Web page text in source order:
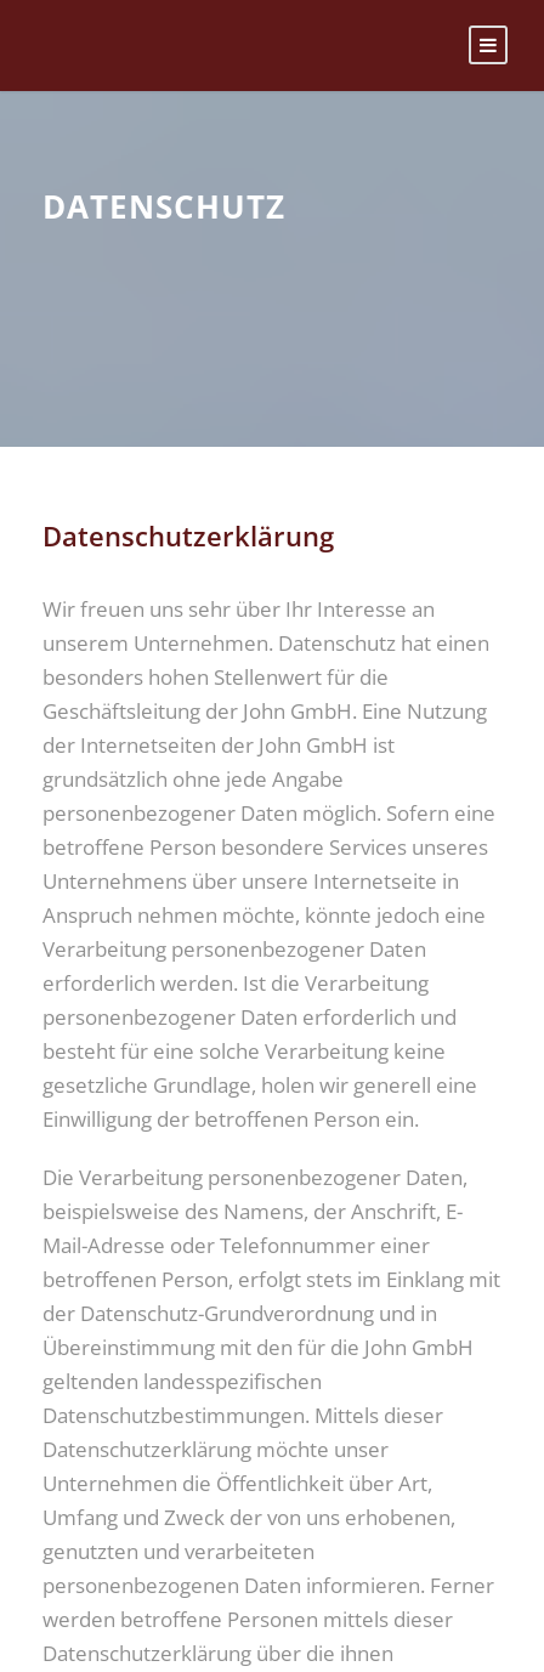
DATENSCHUTZ
Datenschutzerklärung
Wir freuen uns sehr über Ihr Interesse an
unserem Unternehmen. Datenschutz hat einen
besonders hohen Stellenwert für die
Geschäftsleitung der John GmbH. Eine Nutzung
der Internetseiten der John GmbH ist
grundsätzlich ohne jede Angabe
personenbezogener Daten möglich. Sofern eine
betroffene Person besondere Services unseres
Unternehmens über unsere Internetseite in
Anspruch nehmen möchte, könnte jedoch eine
Verarbeitung personenbezogener Daten
erforderlich werden. Ist die Verarbeitung
personenbezogener Daten erforderlich und
besteht für eine solche Verarbeitung keine
gesetzliche Grundlage, holen wir generell eine
Einwilligung der betroffenen Person ein.
Die Verarbeitung personenbezogener Daten,
beispielsweise des Namens, der Anschrift, E-
Mail-Adresse oder Telefonnummer einer
betroffenen Person, erfolgt stets im Einklang mit
der Datenschutz-Grundverordnung und in
Übereinstimmung mit den für die John GmbH
geltenden landesspezifischen
Datenschutzbestimmungen. Mittels dieser
Datenschutzerklärung möchte unser
Unternehmen die Öffentlichkeit über Art,
Umfang und Zweck der von uns erhobenen,
genutzten und verarbeiteten
personenbezogenen Daten informieren. Ferner
werden betroffene Personen mittels dieser
Datenschutzerklärung über die ihnen